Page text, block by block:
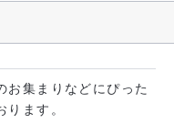
お集まりなどにぴった
ります。